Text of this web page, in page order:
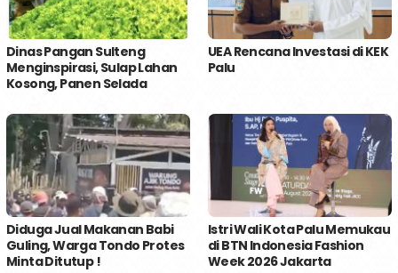
Dinas Pangan Sulteng
Menginspirasi, Sulap Lahan
Kosong, Panen Selada
UEA Rencana Investasi di KEK
Palu
Diduga Jual Makanan Babi
Guling, Warga Tondo Protes
Minta Ditutup !
Istri Wali Kota Palu Memukau
di BTN Indonesia Fashion
Week 2026 Jakarta